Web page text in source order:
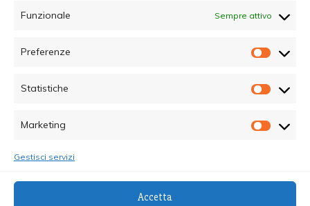
Funzionale Sempre attivo
Preferenze
Statistiche
Marketing
Gestisci servizi
Accetta